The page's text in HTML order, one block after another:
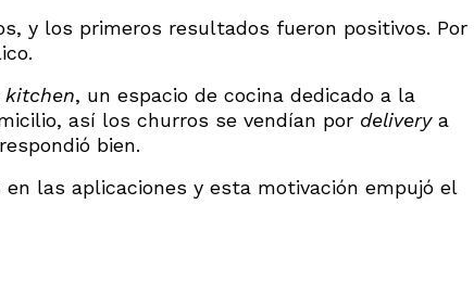
y los primeros resultados fueron positivos. Por
kitchen, un espacio de cocina dedicado a la
así los churros se vendían por deliverya
bien.
las aplicaciones y esta motivación empujó el